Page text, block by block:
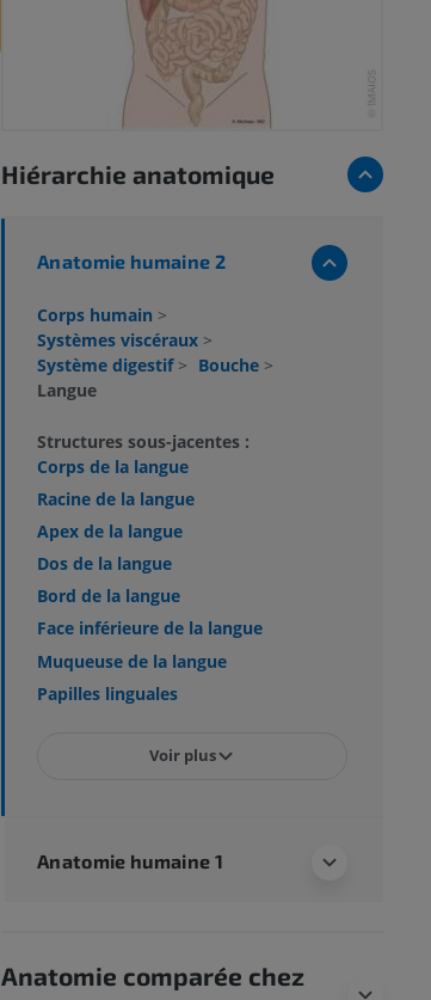
Hiérarchie anatomique
Anatomie humaine 2
Corps humain >
Systèmes viscéraux >
Système digestif > Bouche >
Langue
Structures sous-jacentes :
Corps de la langue
Racine de la langue
Apex de la langue
Dos de la langue
Bord de la langue
Face inférieure de la langue
Muqueuse de la langue
Papilles linguales
Voir plus
Anatomie humaine 1
Anatomie comparée chez